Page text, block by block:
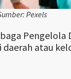
Pexels
atau